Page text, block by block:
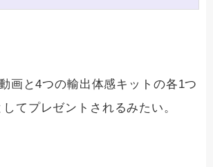
画と4つの輸出体感キットの各1つ
てプレゼントされるみたい。